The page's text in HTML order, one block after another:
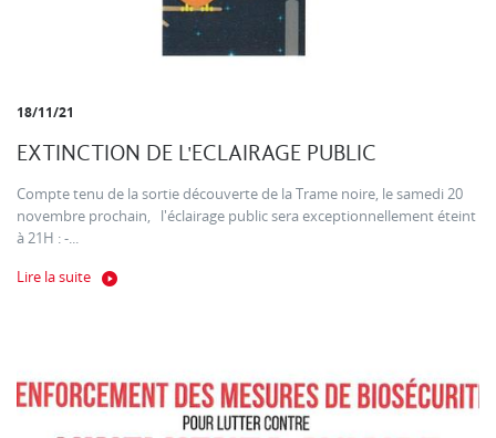
18/11/21
EXTINCTION DE L'ECLAIRAGE PUBLIC
Compte tenu de la sortie découverte de la Trame noire, le samedi 20
novembre prochain, l'éclairage public sera exceptionnellement éteint
à 21H : -...
Lire la suite